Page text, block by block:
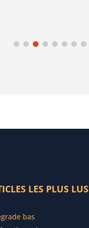
LES PLUS LUS
bas